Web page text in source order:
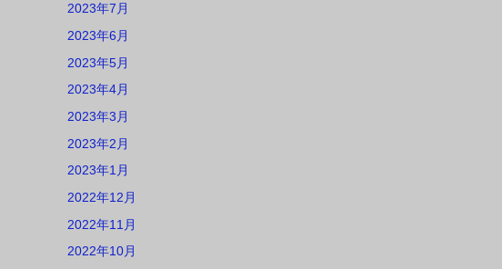
2023年7月
2023年6月
2023年5月
2023年4月
2023年3月
2023年2月
2023年1月
2022年12月
2022年11月
2022年10月